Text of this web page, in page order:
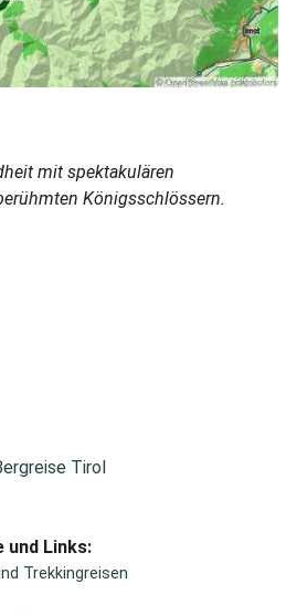
mit spektakulären
Königsschlössern.
Tirol
und Links:
Trekkingreisen